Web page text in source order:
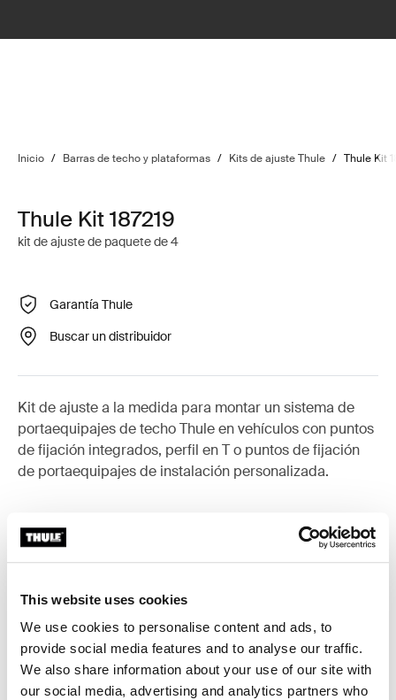
This website uses cookies
We use cookies to personalise content and ads, to
provide social media features and to analyse our traffic.
We also share information about your use of our site with
our social media, advertising and analytics partners who
Inicio / Barras de techo y plataformas / Kits de ajuste Thule / Thule Kit
Thule Kit 187219
kit de ajuste de paquete de 4
Garantía Thule
Buscar un distribuidor
Kit de ajuste a la medida para montar un sistema de
portaequipajes de techo Thule en vehículos con puntos
de fijación integrados, perfil en T o puntos de fijación
de portaequipajes de instalación personalizada.
Toggle techspec
Especificaciones técnicas
Toggle guides and instructions
Instrucciones